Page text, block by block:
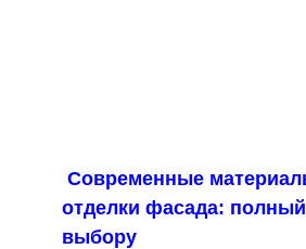
Современные
отделки фасада:
выбору